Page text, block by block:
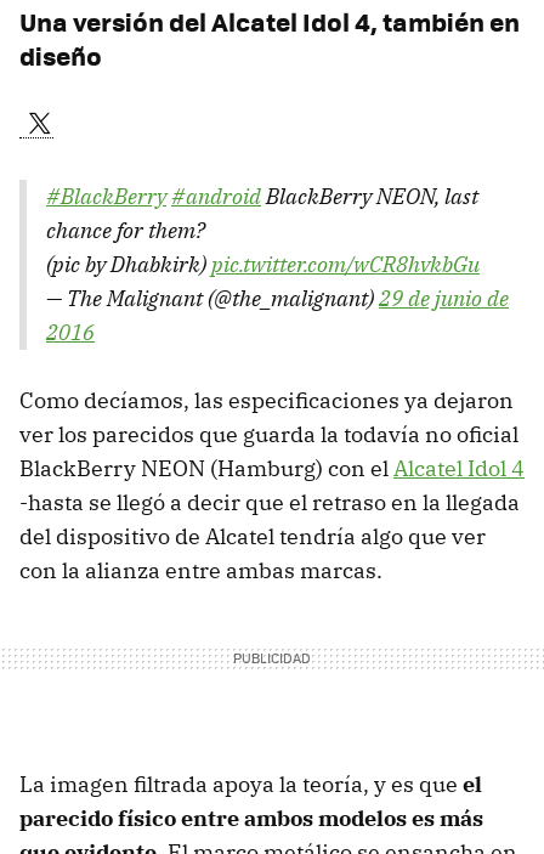
Una versión del Alcatel Idol 4, también en
diseño
#BlackBerry#androidBlackBerry NEON, last
chance for them?
(pic by Dhabkirk)pic.twitter.com/wCR8hvkbGu
— The Malignant (@the_malignant)29 de junio de
2016
Como decíamos, las especificaciones ya dejaron
ver los parecidos que guarda la todavía no oficial
BlackBerry NEON (Hamburg) con elAlcatel Idol 4
-hasta se llegó a decir que el retraso en la llegada
del dispositivo de Alcatel tendría algo que ver
con la alianza entre ambas marcas.
La imagen filtrada apoya la teoría, y es que el
parecido físico entre ambos modelos es más